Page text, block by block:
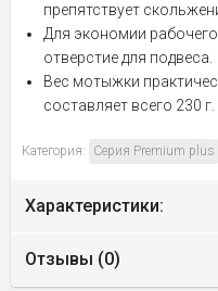
препятствует
Для экономии
отверстие для подвеса.
Вес мотыжки
составляет всего 230 г.
Категория: Серия Premium plus
Характеристики:
Отзывы (0)